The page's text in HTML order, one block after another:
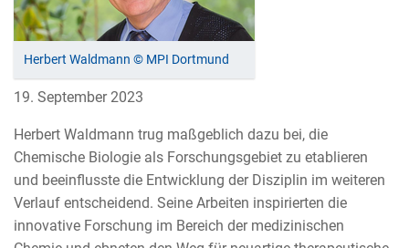
Herbert Waldmann © MPI Dortmund
19. September 2023
Herbert Waldmann trug maßgeblich dazu bei, die
Chemische Biologie als Forschungsgebiet zu etablieren
und beeinflusste die Entwicklung der Disziplin im weiteren
Verlauf entscheidend. Seine Arbeiten inspirierten die
innovative Forschung im Bereich der medizinischen